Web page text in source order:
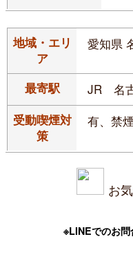
地域・エリ
ア
愛知県
最寄駅 JR 名
受動喫煙対
策
有、禁煙
お
※LINEでのお問